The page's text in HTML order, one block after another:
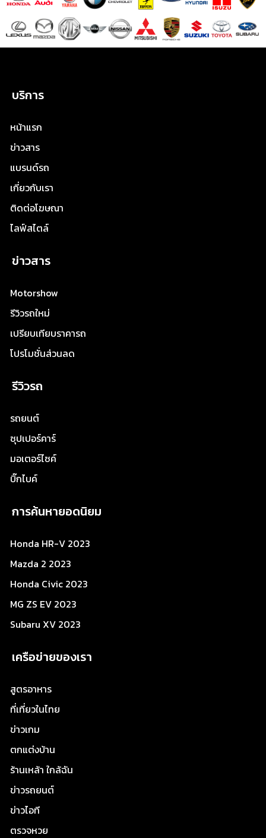
บริการ
หน้าแรก
ข่าวสาร
แบรนด์รถ
เกี่ยวกับเรา
ติดต่อโฆษณา
ไลฟ์สไตล์
ข่าวสาร
Motorshow
รีวิวรถใหม่
เปรียบเทียบราคารถ
โปรโมชั่นส่วนลด
รีวิวรถ
รถยนต์
ซุปเปอร์คาร์
มอเตอร์ไซค์
บิ๊กไบค์
การค้นหายอดนิยม
Honda HR-V 2023
Mazda 2 2023
Honda Civic 2023
MG ZS EV 2023
Subaru XV 2023
เครือข่ายของเรา
สูตรอาหาร
ที่เที่ยวในไทย
ข่าวเกม
ตกแต่งบ้าน
ร้านเหล้า ใกล้ฉัน
ข่าวรถยนต์
ข่าวไอที
ตรวจหวย